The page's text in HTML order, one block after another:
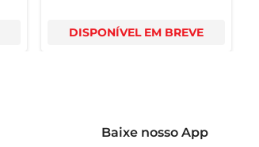
DISPONÍVEL EM BREVE
Baixe nosso App